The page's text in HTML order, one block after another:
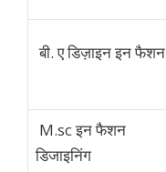
बी. ए डिज़ाइन इन फैशन
M.sc इनफैशन
डिजाइनिंग